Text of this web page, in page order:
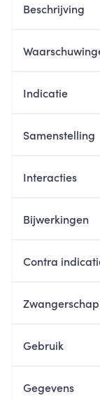
Beschrijving
Indicatie
Samenstelling
Interacties
Bijwerkingen
Contra
Zwangerschap
Gebruik
Gegevens